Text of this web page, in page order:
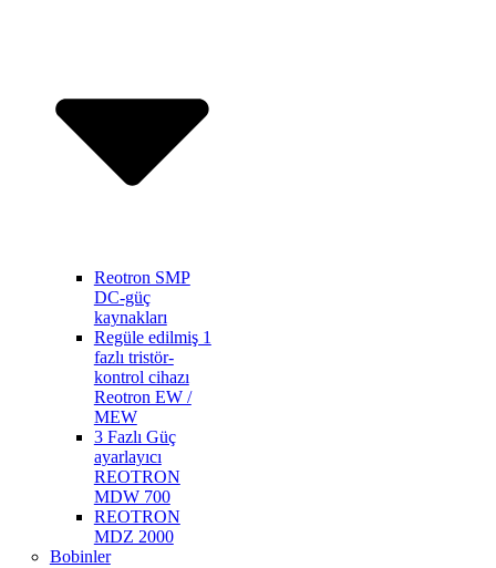
Reotron SMP
DC-güç
kaynakları
Regüle edilmiş 1
fazlı tristör-
kontrol cihazı
Reotron EW /
MEW
3 Fazlı Güç
ayarlayıcı
REOTRON
MDW 700
REOTRON
MDZ 2000
Bobinler